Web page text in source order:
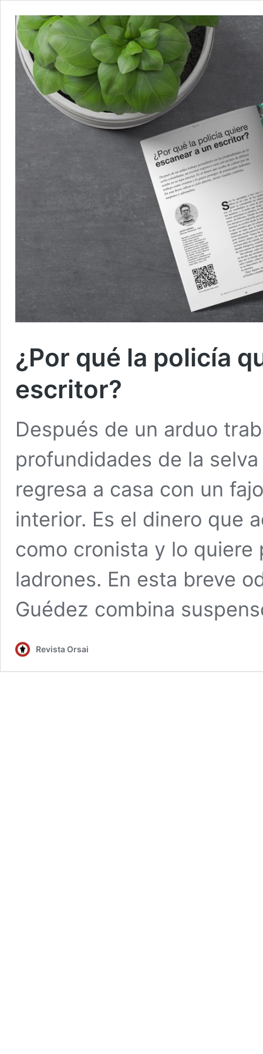
¿Por qué la policía
escritor?
Después de un arduo
profundidades de la
regresa a casa con un
interior. Es el dinero que
como cronista y lo
ladrones. En esta breve
Guédez combina
Revista Orsai